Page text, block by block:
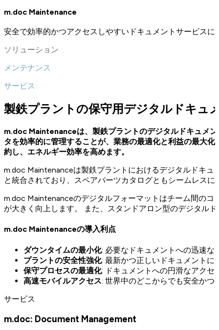
m.doc Maintenance
安全で効率的かつアクセスしやすいドキュメントサービス
ソリューション
メンテナンス
サービス
製鉄プラントの保守用デジタルドキュ
m.doc Maintenanceは、製鉄プラントのデジタルドキュメ
タを効率的に管理することが、業務の最適化と利益の最大
約し、エネルギー効率を高めます。
m.doc Maintenanceは製鉄プラントにおけるデジタルドキ
と統合されており、スペアパーツカタログともシームレス
m.doc Maintenanceのデジタルフォーマットはチーム間の
が大きく向上します。 また、スタンドアロン型のデジタル
m.doc Maintenanceの導入利点
ダウンタイムの最小化: 必要なドキュメントへの迅速
プラントの安全性強化: 最新かつ正しいドキュメント
保守プロセスの最適化: ドキュメントへの円滑なアク
高速モバイルアクセス: 世界中のどこからでも安全か
サービス
m.doc: Document Management